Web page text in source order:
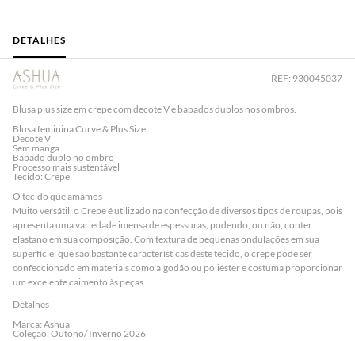
DETALHES
REF: 930045037
Blusa plus size em crepe com decote V e babados duplos nos ombros.
Blusa feminina Curve & Plus Size
Decote V
Sem manga
Babado duplo no ombro
Processo mais sustentável
Tecido: Crepe
O tecido que amamos
Muito versátil, o Crepe é utilizado na confecção de diversos tipos de roupas, pois
apresenta uma variedade imensa de espessuras, podendo, ou não, conter
elastano em sua composição. Com textura de pequenas ondulações em sua
superfície, que são bastante características deste tecido, o crepe pode ser
confeccionado em materiais como algodão ou poliéster e costuma proporcionar
um excelente caimento às peças.
Detalhes
Marca: Ashua
Coleção: Outono/ Inverno 2026